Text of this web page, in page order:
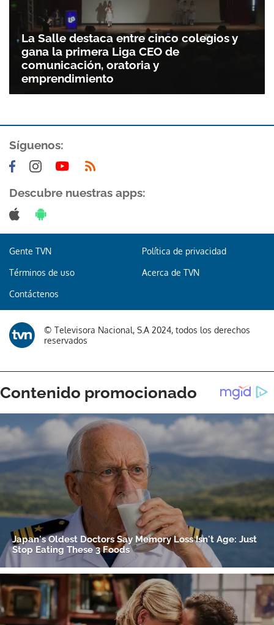
Gracias por suscribirte a nuestro boletín.
La Salle destaca entre cinco colegios y
gana la primera Liga CEO de
comunicación, oratoria y
emprendimiento
Síguenos:
Descubre nuestras apps:
Gente TVN Política de privacidad
Términos de uso Acerca de TVN
Contáctenos
© Televisora Nacional, S.A 2024, todos los derechos
reservados